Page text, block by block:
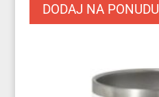
DODAJ NA PONUDU